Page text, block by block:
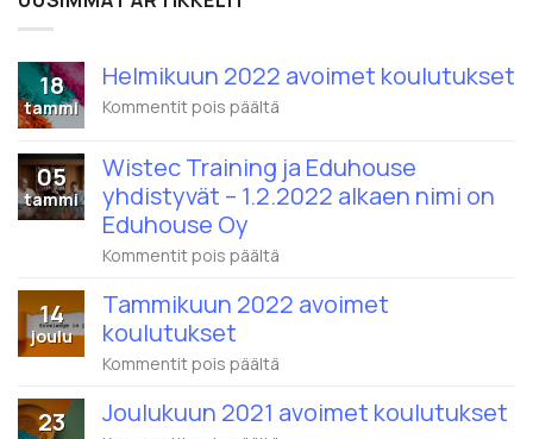
18
tammi
Helmikuun 2022 avoimet koulutukset
Kommentit pois päältä
avoimet
koulutukset
05
tammi
Wistec Training ja Eduhouse
yhdistyvät – 1.2.2022 alkaen nimi on
Eduhouse Oy
Kommentit pois päältä
Training
ja
alkaen
nimi
14
joulu
Tammikuun 2022 avoimet
koulutukset
Kommentit pois päältä
2022
avoimet
23 Joulukuun 2021 avoimet koulutukset